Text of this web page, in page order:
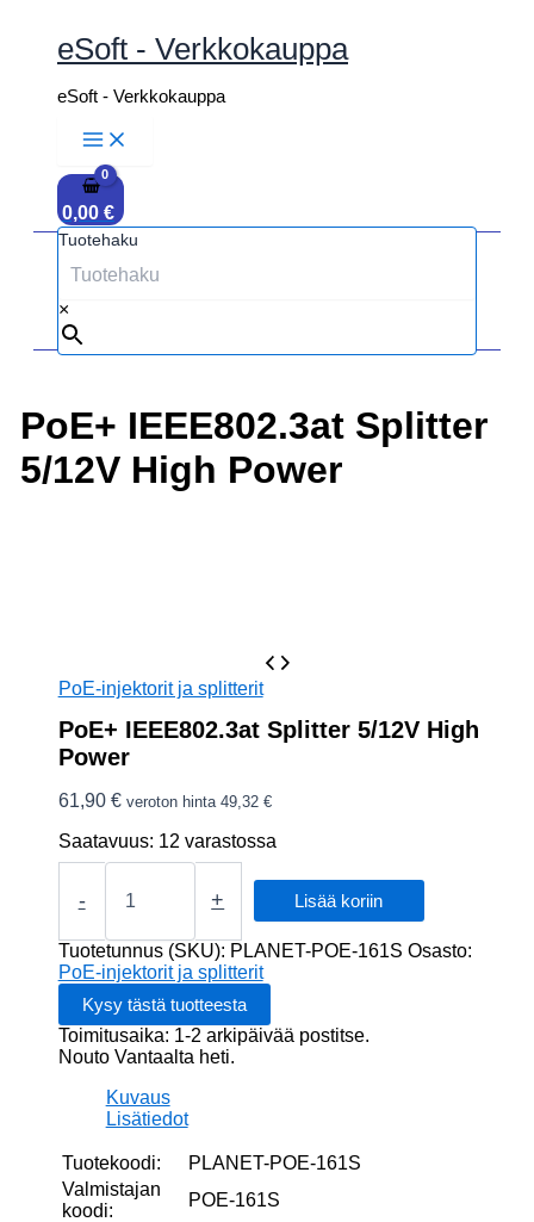
sisältööneSoft - Verkkokauppa
eSoft - Verkkokauppa
0,00 €
Tuotehaku
×
PoE+ IEEE802.3at Splitter
5/12V High Power
PoE-injektorit ja splitterit
PoE+ IEEE802.3at Splitter 5/12V High
Power
61,90 € veroton hinta 49,32 €
Saatavuus: 12 varastossa
-
IEEE802.3at
5/12V
High
Power
määrä
+ Lisää koriin
Tuotetunnus (SKU): PLANET-POE-161S Osasto:
PoE-injektorit ja splitterit
Toimitusaika: 1-2 arkipäivää postitse.
Nouto Vantaalta heti.
Kuvaus
Lisätiedot
Tuotekoodi:
PLANET-POE-161S
Valmistajan
koodi:
POE-161S